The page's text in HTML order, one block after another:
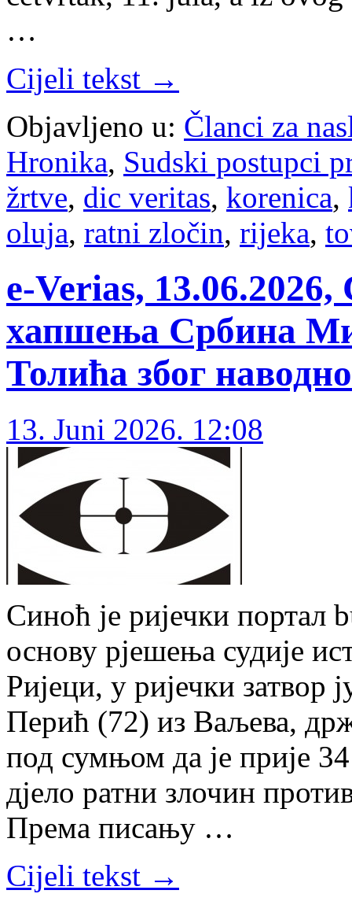
…
Cijeli tekst →
Objavljeno u: Članci za
Hronika, Sudski postupci
žrtve, dic veritas, korenica,
oluja, ratni zločin, rijeka,
e-Verias,
хапшења Србина
Толића због
13. Juni 2026. 12:08
Синоћ је ријечки портал
основу рјешења судије
Ријеци, у ријечки
Перић (72) из Ваљева,
под сумњом да је прије
дјело ратни злочин
Према писању …
Cijeli tekst →